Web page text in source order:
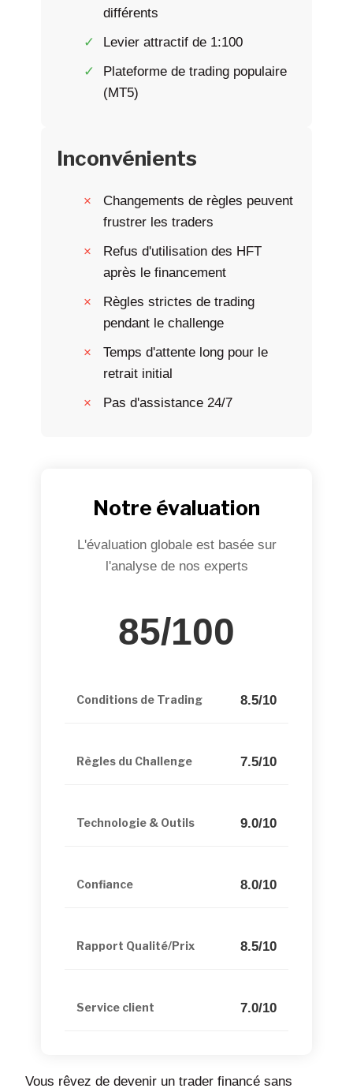
différents
Levier attractif de 1:100
Plateforme de trading populaire
(MT5)
Inconvénients
Changements de règles peuvent
frustrer les traders
Refus d'utilisation des HFT
après le financement
Règles strictes de trading
pendant le challenge
Temps d'attente long pour le
retrait initial
Pas d'assistance 24/7
Notre évaluation
L'évaluation globale est basée sur
l'analyse de nos experts
85/100
Conditions de Trading 8.5/10
Règles du Challenge 7.5/10
Technologie & Outils 9.0/10
Confiance 8.0/10
Rapport Qualité/Prix 8.5/10
Service client 7.0/10
Vous rêvez de devenir un trader financé sans